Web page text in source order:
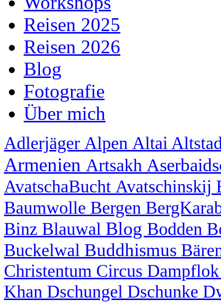
Reisen 2025
Reisen 2026
Blog
Fotografie
Über mich
Adlerjäger Alpen Altai
Armenien Artsakh
AvatschaBucht Avatschinskij
Baumwolle Bergen
Binz Blauwal Blog Bodden
Buckelwal Buddhismus
Christentum Circus
Khan Dschungel Dschunke